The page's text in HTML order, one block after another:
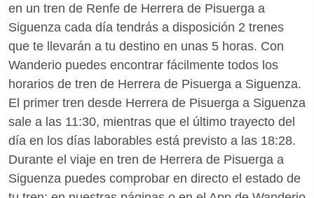
en un tren de Renfe de Herrera de Pisuerga a
Siguenza cada día tendrás a disposición 2 trenes
que te llevarán a tu destino en unas 5 horas. Con
Wanderio puedes encontrar fácilmente todos los
horarios de tren de Herrera de Pisuerga a Siguenza.
El primer tren desde Herrera de Pisuerga a Siguenza
sale a las 11:30, mientras que el último trayecto del
día en los días laborables está previsto a las 18:28.
Durante el viaje en tren de Herrera de Pisuerga a
Siguenza puedes comprobar en directo el estado de